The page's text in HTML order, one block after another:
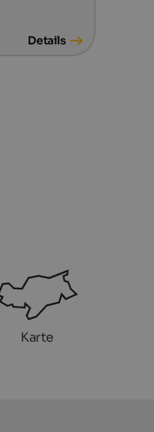
Details
Karte